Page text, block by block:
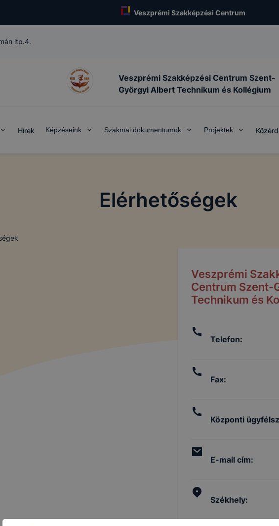
Veszprémi Szakképzési Centrum
ltp.4.
Veszprémi Szakképzési Centrum Szent-
Györgyi Albert Technikum és Kollégium
Hírek Képzéseink Szakmai dokumentumok Projektek
Elérhetőségek
Veszprémi
Centrum
Technikum és
Telefon:
Fax:
Központi
E-mail cím:
Székhely: